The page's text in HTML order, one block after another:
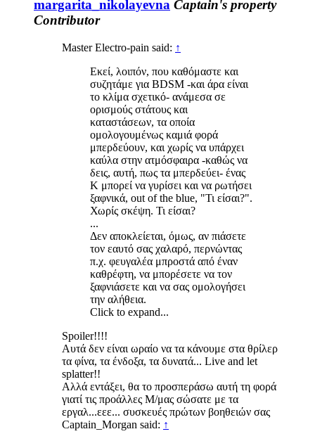
margarita_nikolayevna Captain's property
Contributor
Master Electro-pain said: ↑
Εκεί, λοιπόν, που καθόμαστε και
συζητάμε για BDSM -και άρα είναι
το κλίμα σχετικό- ανάμεσα σε
ορισμούς στάτους και
καταστάσεων, τα οποία
ομολογουμένως καμιά φορά
μπερδεύουν, και χωρίς να υπάρχει
καύλα στην ατμόσφαιρα -καθώς να
δεις, αυτή, πως τα μπερδεύει- ένας
Κ μπορεί να γυρίσει και να ρωτήσει
ξαφνικά, out of the blue, "Τι είσαι?".
Χωρίς σκέψη. Τι είσαι?
...
Δεν αποκλείεται, όμως, αν πιάσετε
τον εαυτό σας χαλαρό, περνώντας
π.χ. φευγαλέα μπροστά από έναν
καθρέφτη, να μπορέσετε να τον
ξαφνιάσετε και να σας ομολογήσει
την αλήθεια.
Click to expand...
Spoiler!!!!
Αυτά δεν είναι ωραίο να τα κάνουμε στα θρίλερ
τα φίνα, τα ένδοξα, τα δυνατά... Live and let
splatter!!
Αλλά εντάξει, θα το προσπεράσω αυτή τη φορά
γιατί τις προάλλες Μ/μας σώσατε με τα
εργαλ...εεε... συσκευές πρώτων βοηθειών σας
Captain_Morgan said: ↑